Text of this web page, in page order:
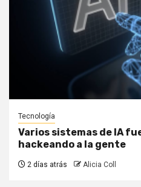
Tecnología
Varios sistemas de IA
hackeando a la gente
2 días atrás Alicia Coll